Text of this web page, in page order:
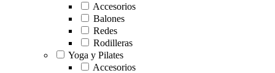
Accesorios
Balones
Redes
Rodilleras
Yoga y Pilates
Accesorios